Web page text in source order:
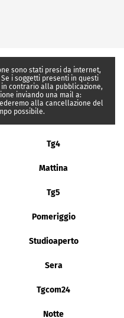
sono stati presi da internet,
i soggetti presenti in questi
contrario alla pubblicazione,
inviando una mail a:
alla cancellazione del
possibile.
Tg4
Mattina
Tg5
Pomeriggio
Studioaperto
Sera
Tgcom24
Notte